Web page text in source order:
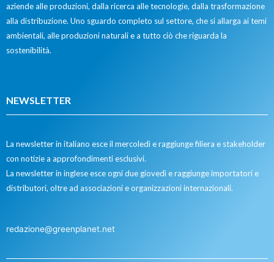
aziende alle produzioni, dalla ricerca alle tecnologie, dalla trasformazione
alla distribuzione. Uno sguardo completo sul settore, che si allarga ai temi
ambientali, alle produzioni naturali e a tutto ciò che riguarda la
sostenibilità.
NEWSLETTER
La newsletter in italiano esce il mercoledì e raggiunge filiera e stakeholder
con notizie a approfondimenti esclusivi.
La newsletter in inglese esce ogni due giovedì e raggiunge importatori e
distributori, oltre ad associazioni e organizzazioni internazionali.
redazione@greenplanet.net